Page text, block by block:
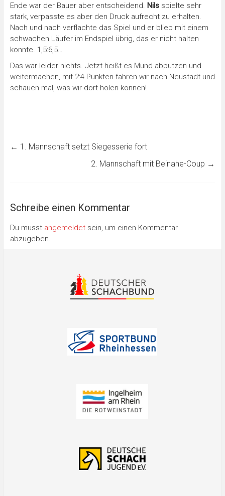
Ende war der Bauer aber entscheidend. Nilsspielte sehr
stark, verpasste es aber den Druck aufrecht zu erhalten.
Nach und nach verflachte das Spiel und er blieb mit einem
schwachen Läufer im Endspiel übrig, das er nicht halten
konnte. 1,5:6,5…
Das war leider nichts. Jetzt heißt es Mund abputzen und
weitermachen, mit 2:4 Punkten fahren wir nach Neustadt und
schauen mal, was wir dort holen können!
← 1. Mannschaft setzt Siegesserie fort
2. Mannschaft mit Beinahe-Coup →
Schreibe einen Kommentar
Du musst angemeldetsein, um einen Kommentar
abzugeben.